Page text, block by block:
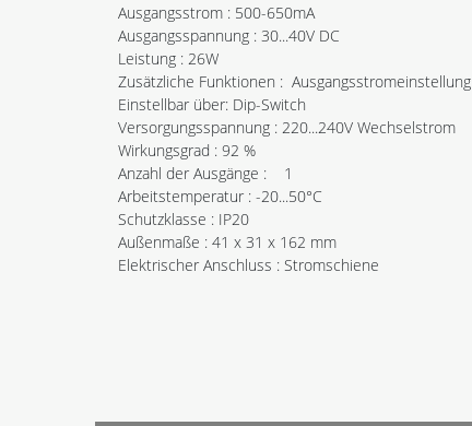
Ausgangsstrom : 500-650mA
Ausgangsspannung : 30...40V DC
Leistung : 26W
Zusätzliche Funktionen : Ausgangsstromeinstellung
Einstellbar über: Dip-Switch
Versorgungsspannung : 220...240V Wechselstrom
Wirkungsgrad : 92 %
Anzahl der Ausgänge : 1
Arbeitstemperatur : -20...50°C
Schutzklasse : IP20
Außenmaße : 41 x 31 x 162 mm
Elektrischer Anschluss : Stromschiene